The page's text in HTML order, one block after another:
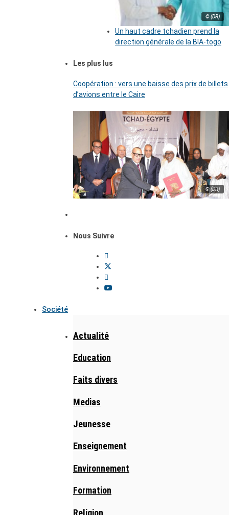
© (DR)
Un haut cadre tchadien prend la
direction générale de la BIA-togo
Les plus lus
Coopération : vers une baisse des prix de billets
d’avions entre le Caire
© (DR)
Nous Suivre
Société
Actualité
Education
Faits divers
Medias
Jeunesse
Enseignement
Environnement
Formation
Religion